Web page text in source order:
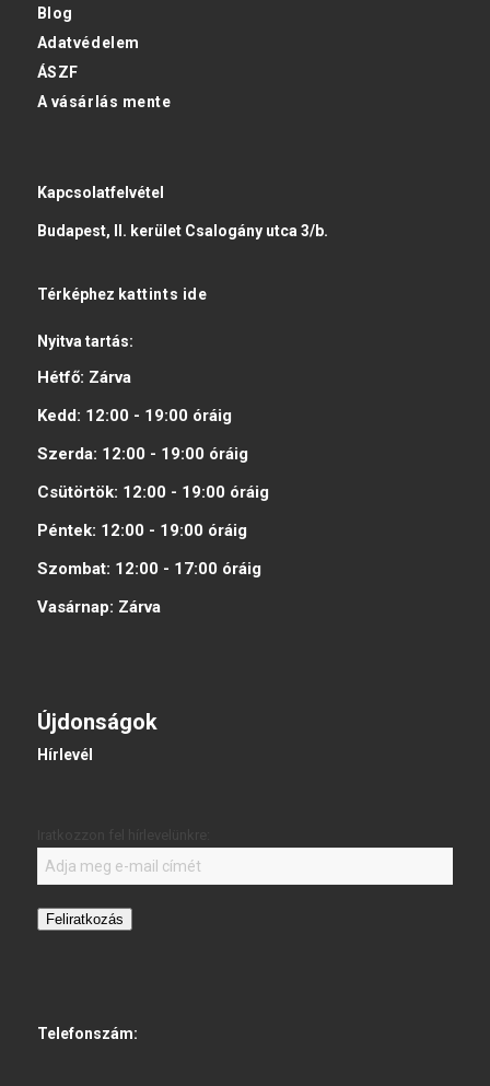
Blog
Adatvédelem
ÁSZF
A vásárlás mente
Kapcsolatfelvétel
Budapest, II. kerület Csalogány utca 3/b.
Térképhez kattints ide
Nyitva tartás:
Hétfő: Zárva
Kedd: 12:00 - 19:00 óráig
Szerda: 12:00 - 19:00 óráig
Csütörtök: 12:00 - 19:00 óráig
Péntek: 12:00 - 19:00 óráig
Szombat: 12:00 - 17:00 óráig
Vasárnap: Zárva
Újdonságok
Hírlevél
Feliratkozás
Telefonszám: